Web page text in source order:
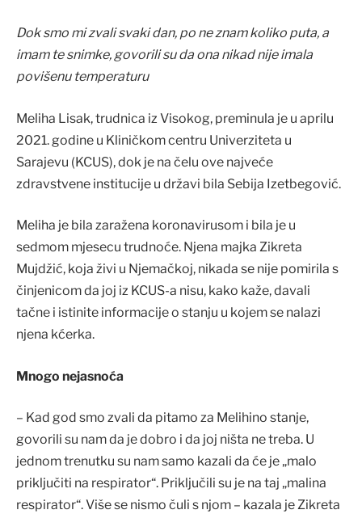
Dok smo mi zvali svaki dan, po ne znam koliko puta, a
imam te snimke, govorili su da ona nikad nije imala
povišenu temperaturu
Meliha Lisak, trudnica iz Visokog, preminula je u aprilu
2021. godine u Kliničkom centru Univerziteta u
Sarajevu (KCUS), dok je na čelu ove najveće
zdravstvene institucije u državi bila Sebija Izetbegović.
Meliha je bila zaražena koronavirusom i bila je u
sedmom mjesecu trudnoće. Njena majka Zikreta
Mujdžić, koja živi u Njemačkoj, nikada se nije pomirila s
činjenicom da joj iz KCUS-a nisu, kako kaže, davali
tačne i istinite informacije o stanju u kojem se nalazi
njena kćerka.
Mnogo nejasnoća
– Kad god smo zvali da pitamo za Melihino stanje,
govorili su nam da je dobro i da joj ništa ne treba. U
jednom trenutku su nam samo kazali da će je „malo
priključiti na respirator“. Priključili su je na taj „malina
respirator“. Više se nismo čuli s njom – kazala je Zikreta